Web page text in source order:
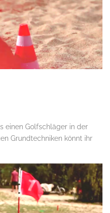
einen Golfschläger in der
Grundtechniken könnt ihr